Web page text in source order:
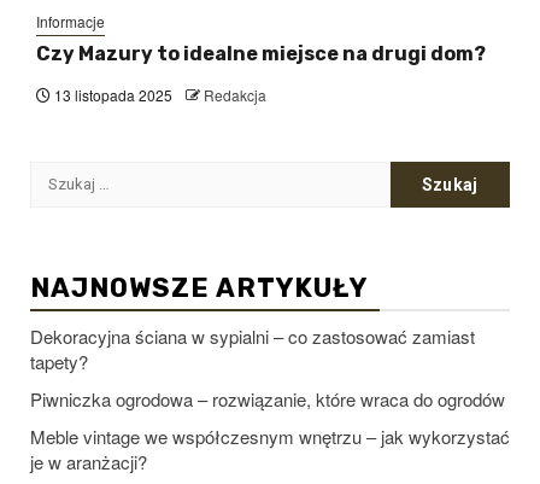
Informacje
Czy Mazury to idealne miejsce na drugi dom?
13 listopada 2025 Redakcja
Szukaj:
NAJNOWSZE ARTYKUŁY
Dekoracyjna ściana w sypialni – co zastosować zamiast
tapety?
Piwniczka ogrodowa – rozwiązanie, które wraca do ogrodów
Meble vintage we współczesnym wnętrzu – jak wykorzystać
je w aranżacji?